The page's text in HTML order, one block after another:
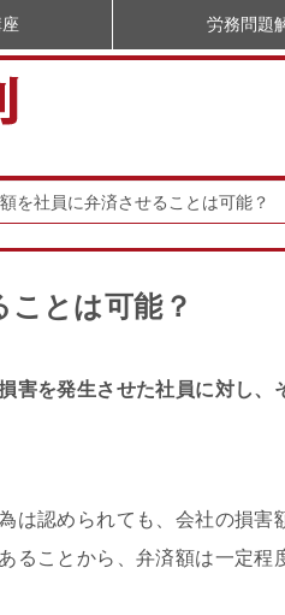
労務問題
を社員に弁済させることは可能？
とは可能？
害を発生させた社員に対し、
は認められても、会社の損害
ることから、弁済額は一定程